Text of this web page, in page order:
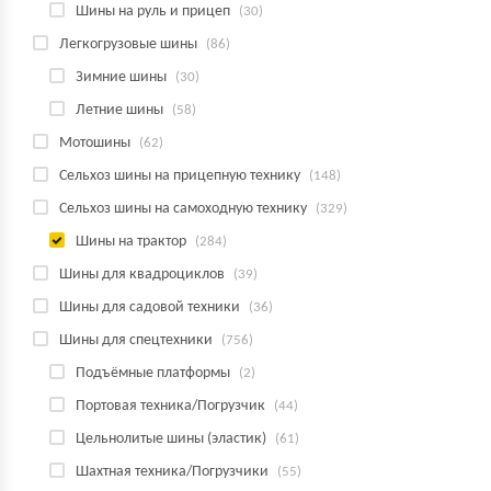
Шины на руль и прицеп (30)
Легкогрузовые шины (86)
Зимние шины (30)
Летние шины (58)
Мотошины (62)
Сельхоз шины на прицепную технику (148)
Сельхоз шины на самоходную технику (329)
Шины на трактор (284)
Шины для квадроциклов (39)
Шины для садовой техники (36)
Шины для спецтехники (756)
Подъёмные платформы (2)
Портовая техника/Погрузчик (44)
Цельнолитые шины (эластик) (61)
Шахтная техника/Погрузчики (55)